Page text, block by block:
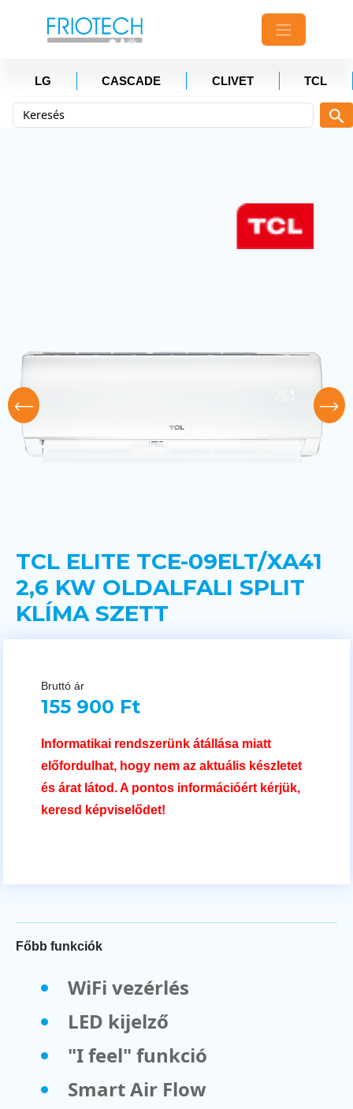
LG CASCADE CLIVET TCL
TCL ELITE TCE-09ELT/XA41
2,6 KW OLDALFALI SPLIT
KLÍMA SZETT
Bruttó ár
155 900 Ft
Informatikai rendszerünk átállása miatt
előfordulhat, hogy nem az aktuális készletet
és árat látod. A pontos információért kérjük,
keresd képviselődet!
Főbb funkciók
WiFi vezérlés
LED kijelző
"I feel" funkció
Smart Air Flow